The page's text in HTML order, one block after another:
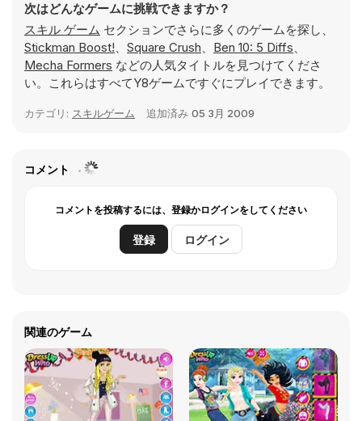
次はどんなゲームに挑戦できますか？
スキル ゲーム セクションでさらに多くのゲームを探し、
Stickman Boost!、 Square Crush、 Ben 10: 5 Diffs、
Mecha Formers などの人気タイトルを見つけてくださ
い。これらはすべてY8ゲームですぐにプレイできます。
カテゴリ: スキルゲーム 追加済み 05 3月 2009
コメント
コメントを投稿するには、登録かログインをしてください
登録 ログイン
関連のゲーム